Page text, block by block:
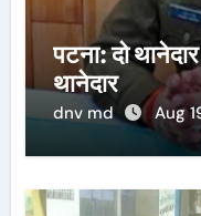
पटना: दो
थानेदार
dnv md Aug